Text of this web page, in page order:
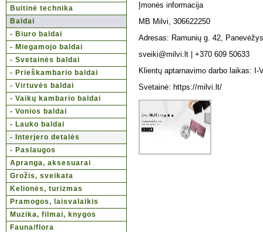
Buitinė technika
Baldai
- Biuro baldai
- Miegamojo baldai
- Svetainės baldai
- Prieškambario baldai
- Virtuvės baldai
- Vaikų kambario baldai
- Vonios baldai
- Lauko baldai
- Interjero detalės
- Paslaugos
Apranga, aksesuarai
Grožis, sveikata
Kelionės, turizmas
Pramogos, laisvalaikis
Muzika, filmai, knygos
Fauna/flora
Įmonės informacija
MB Milvi, 306622250
Adresas: Ramunių g. 42,
sveiki@milvi.lt | +370 609 50633
Klientų aptarnavimo darbo laikas: I-
Svetainė: https://milvi.lt/